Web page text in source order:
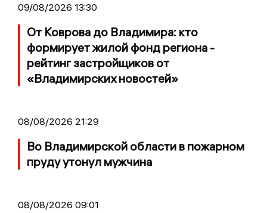
09/08/2026 13:30
От Коврова до Владимира: кто
формирует жилой фонд региона -
рейтинг застройщиков от
«Владимирских новостей»
08/08/2026 21:29
Во Владимирской области в пожарном
пруду утонул мужчина
08/08/2026 09:01